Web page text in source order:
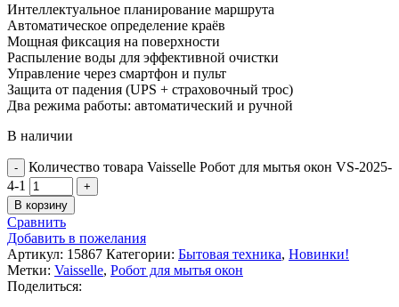
Интеллектуальное планирование маршрута
Автоматическое определение краёв
Мощная фиксация на поверхности
Распыление воды для эффективной очистки
Управление через смартфон и пульт
Защита от падения (UPS + страховочный трос)
Два режима работы: автоматический и ручной
В наличии
Количество товара Vaisselle Робот для мытья окон VS-2025-
4-1
В корзину
Сравнить
Добавить в пожелания
Артикул: 15867 Категории: Бытовая техника, Новинки!
Метки: Vaisselle, Робот для мытья окон
Поделиться: